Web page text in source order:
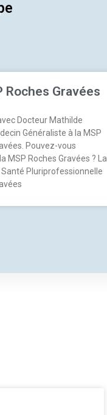
Roches Gravées
Docteur Mathilde
Généraliste à la MSP
Pouvez-vous
MSP Roches Gravées ? La
Pluriprofessionnelle